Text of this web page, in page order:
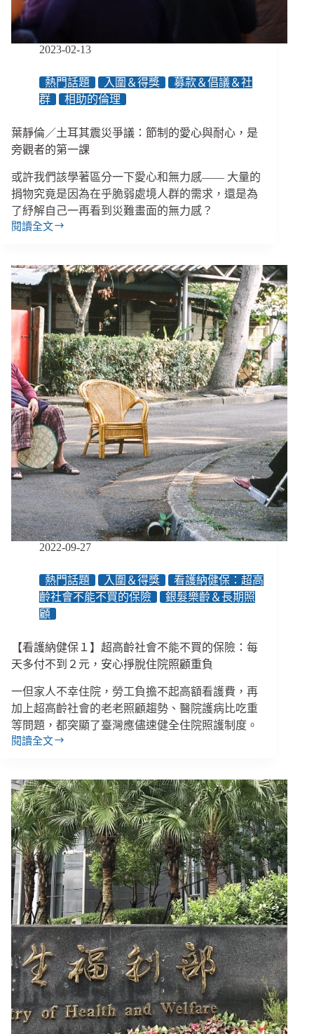
議
最
詳
2023-02-13
熱門話題 入圍＆得獎
募款＆倡議＆社
群
相助的倫理
葉靜倫／土耳其震災爭議：節制的愛心與耐心，是
旁觀者的第一課
或許我們該學著區分一下愛心和無力感—— 大量的
捐物究竟是因為在乎脆弱處境人群的需求，還是為
了紓解自己一再看到災難畫面的無力感？
閱讀全文
葉
倫
／
土
耳
其
震
災
爭
議：
節
制
的
愛
心
與
耐
心，
是
旁
觀
2022-09-27
熱門話題 入圍＆得獎
看護納健保：超高
齡社會不能不買的保險
銀髮樂齡＆長期照
顧
【看護納健保１】超高齡社會不能不買的保險：每
天多付不到２元，安心掙脫住院照顧重負
一但家人不幸住院，勞工負擔不起高額看護費，再
加上超高齡社會的老老照顧趨勢、醫院護病比吃重
等問題，都突顯了臺灣應儘速健全住院照護制度。
閱讀全文
【看
納
健
保
１】
超
高
齡
社
會
不
能
不
買
的
保
險：
每
天